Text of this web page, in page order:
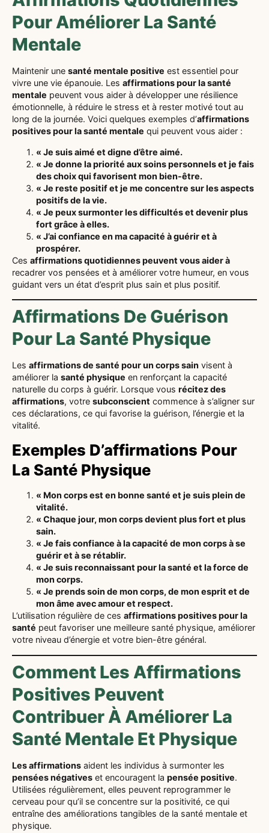
Pour Améliorer La Santé
Mentale
Maintenir une santé mentale positive est essentiel pour
vivre une vie épanouie. Les affirmations pour la santé
mentale peuvent vous aider à développer une résilience
émotionnelle, à réduire le stress et à rester motivé tout au
long de la journée. Voici quelques exemples d’affirmations
positives pour la santé mentale qui peuvent vous aider :
« Je suis aimé et digne d’être aimé.
« Je donne la priorité aux soins personnels et je fais
des choix qui favorisent mon bien-être.
« Je reste positif et je me concentre sur les aspects
positifs de la vie.
« Je peux surmonter les difficultés et devenir plus
fort grâce à elles.
« J’ai confiance en ma capacité à guérir et à
prospérer.
Ces affirmations quotidiennes peuvent vous aider à
recadrer vos pensées et à améliorer votre humeur, en vous
guidant vers un état d’esprit plus sain et plus positif.
Affirmations De Guérison
Pour La Santé Physique
Les affirmations de santé pour un corps sain visent à
améliorer la santé physique en renforçant la capacité
naturelle du corps à guérir. Lorsque vous récitez des
affirmations, votre subconscient commence à s’aligner sur
ces déclarations, ce qui favorise la guérison, l’énergie et la
vitalité.
Exemples D’affirmations Pour
La Santé Physique
« Mon corps est en bonne santé et je suis plein de
vitalité.
« Chaque jour, mon corps devient plus fort et plus
sain.
« Je fais confiance à la capacité de mon corps à se
guérir et à se rétablir.
« Je suis reconnaissant pour la santé et la force de
mon corps.
« Je prends soin de mon corps, de mon esprit et de
mon âme avec amour et respect.
L’utilisation régulière de ces affirmations positives pour la
santé peut favoriser une meilleure santé physique, améliorer
votre niveau d’énergie et votre bien-être général.
Comment Les Affirmations
Positives Peuvent
Contribuer À Améliorer La
Santé Mentale Et Physique
Les affirmations aident les individus à surmonter les
pensées négatives et encouragent la pensée positive.
Utilisées régulièrement, elles peuvent reprogrammer le
cerveau pour qu’il se concentre sur la positivité, ce qui
entraîne des améliorations tangibles de la santé mentale et
physique.